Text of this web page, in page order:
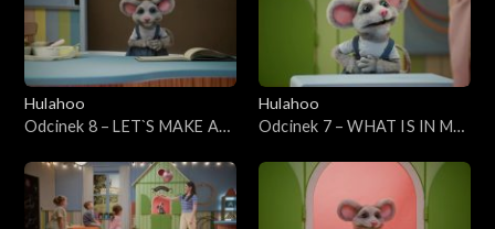
Hulahoo
Odcinek 8 – LET`S MAKE A
Hulahoo
Odcinek 7 – WHAT IS IN MY
moim tornistrze?